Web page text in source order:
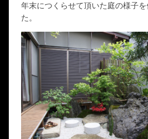
年末につくらせて頂いた庭の様子
た。